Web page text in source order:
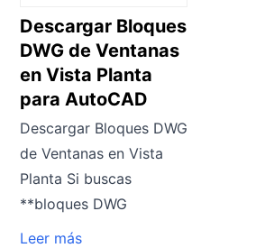
Descargar Bloques
DWG de Ventanas
en Vista Planta
para AutoCAD
Descargar Bloques DWG
de Ventanas en Vista
Planta Si buscas
**bloques DWG
Leer más